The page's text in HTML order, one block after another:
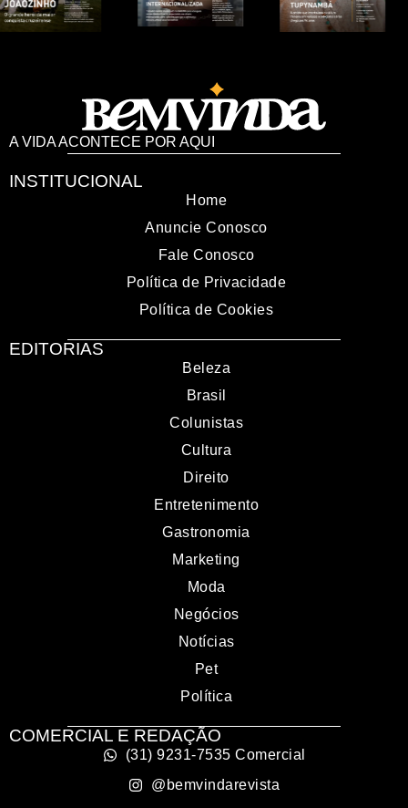
A VIDA ACONTECE POR AQUI
INSTITUCIONAL
Home
Anuncie Conosco
Fale Conosco
Política de Privacidade
Política de Cookies
EDITORIAS
Beleza
Brasil
Colunistas
Cultura
Direito
Entretenimento
Gastronomia
Marketing
Moda
Negócios
Notícias
Pet
Política
COMERCIAL E REDAÇÃO
(31) 9231-7535 Comercial
@bemvindarevista